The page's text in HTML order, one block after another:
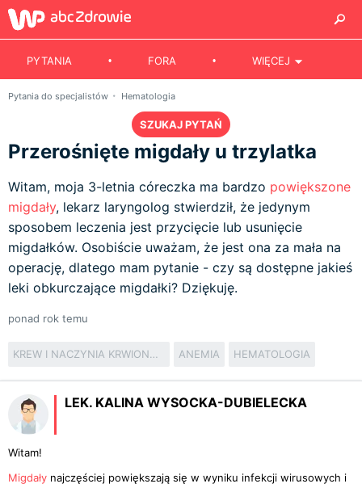
PYTANIA FORA WIĘCEJ
Pytania do specjalistów Hematologia
SZUKAJ PYTAŃ
Przerośnięte migdały u trzylatka
Witam, moja 3-letnia córeczka ma bardzo powiększone
migdały, lekarz laryngolog stwierdził, że jedynym
sposobem leczenia jest przycięcie lub usunięcie
migdałków. Osobiście uważam, że jest ona za mała na
operację, dlatego mam pytanie - czy są dostępne jakieś
leki obkurczające migdałki? Dziękuję.
ponad rok temu
KREW I NACZYNIA KRWIONOŚNE ANEMIA HEMATOLOGIA
LEK. KALINA WYSOCKA-DUBIELECKA
Witam!
Migdały najczęściej powiększają się w wyniku infekcji wirusowych i